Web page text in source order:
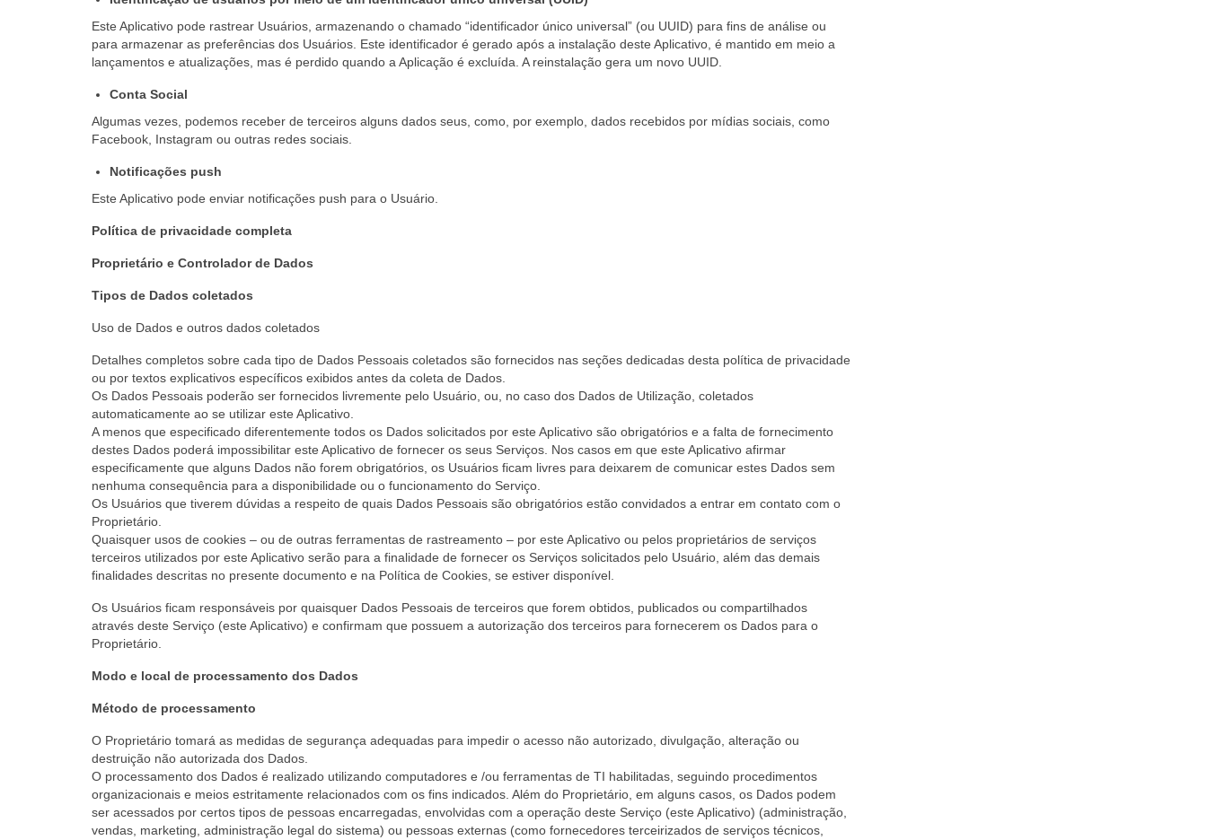
Este Aplicativo pode rastrear Usuários, armazenando o chamado “identificador único universal” (ou UUID) para fins de análise ou
para armazenar as preferências dos Usuários. Este identificador é gerado após a instalação deste Aplicativo, é mantido em meio a
lançamentos e atualizações, mas é perdido quando a Aplicação é excluída. A reinstalação gera um novo UUID.
Conta Social
Algumas vezes, podemos receber de terceiros alguns dados seus, como, por exemplo, dados recebidos por mídias sociais, como
Facebook, Instagram ou outras redes sociais.
Notificações push
Este Aplicativo pode enviar notificações push para o Usuário.
Política de privacidade completa
Proprietário e Controlador de Dados
Tipos de Dados coletados
Uso de Dados e outros dados coletados
Detalhes completos sobre cada tipo de Dados Pessoais coletados são fornecidos nas seções dedicadas desta política de privacidade
ou por textos explicativos específicos exibidos antes da coleta de Dados.
Os Dados Pessoais poderão ser fornecidos livremente pelo Usuário, ou, no caso dos Dados de Utilização, coletados
automaticamente ao se utilizar este Aplicativo.
A menos que especificado diferentemente todos os Dados solicitados por este Aplicativo são obrigatórios e a falta de fornecimento
destes Dados poderá impossibilitar este Aplicativo de fornecer os seus Serviços. Nos casos em que este Aplicativo afirmar
especificamente que alguns Dados não forem obrigatórios, os Usuários ficam livres para deixarem de comunicar estes Dados sem
nenhuma consequência para a disponibilidade ou o funcionamento do Serviço.
Os Usuários que tiverem dúvidas a respeito de quais Dados Pessoais são obrigatórios estão convidados a entrar em contato com o
Proprietário.
Quaisquer usos de cookies – ou de outras ferramentas de rastreamento – por este Aplicativo ou pelos proprietários de serviços
terceiros utilizados por este Aplicativo serão para a finalidade de fornecer os Serviços solicitados pelo Usuário, além das demais
finalidades descritas no presente documento e na Política de Cookies, se estiver disponível.
Os Usuários ficam responsáveis por quaisquer Dados Pessoais de terceiros que forem obtidos, publicados ou compartilhados
através deste Serviço (este Aplicativo) e confirmam que possuem a autorização dos terceiros para fornecerem os Dados para o
Proprietário.
Modo e local de processamento dos Dados
Método de processamento
O Proprietário tomará as medidas de segurança adequadas para impedir o acesso não autorizado, divulgação, alteração ou
destruição não autorizada dos Dados.
O processamento dos Dados é realizado utilizando computadores e /ou ferramentas de TI habilitadas, seguindo procedimentos
organizacionais e meios estritamente relacionados com os fins indicados. Além do Proprietário, em alguns casos, os Dados podem
ser acessados por certos tipos de pessoas encarregadas, envolvidas com a operação deste Serviço (este Aplicativo) (administração,
vendas, marketing, administração legal do sistema) ou pessoas externas (como fornecedores terceirizados de serviços técnicos,